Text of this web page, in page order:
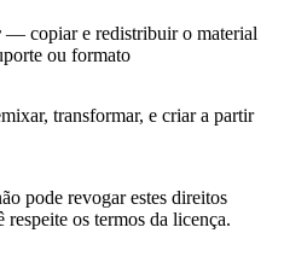
— copiar e redistribuir o material
ou formato
transformar, e criar a partir
pode revogar estes direitos
respeite os termos da licença.